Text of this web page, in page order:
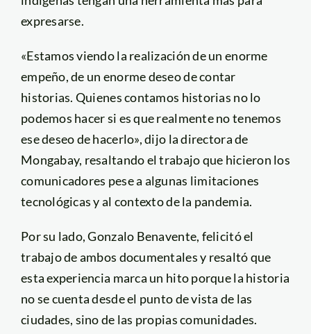
expresarse.
«Estamos viendo la realización de un enorme
empeño, de un enorme deseo de contar
historias. Quienes contamos historias no lo
podemos hacer si es que realmente no tenemos
ese deseo de hacerlo», dijo la directora de
Mongabay, resaltando el trabajo que hicieron los
comunicadores pese a algunas limitaciones
tecnológicas y al contexto de la pandemia.
Por su lado, Gonzalo Benavente, felicitó el
trabajo de ambos documentales y resaltó que
esta experiencia marca un hito porque la historia
no se cuenta desde el punto de vista de las
ciudades, sino de las propias comunidades.